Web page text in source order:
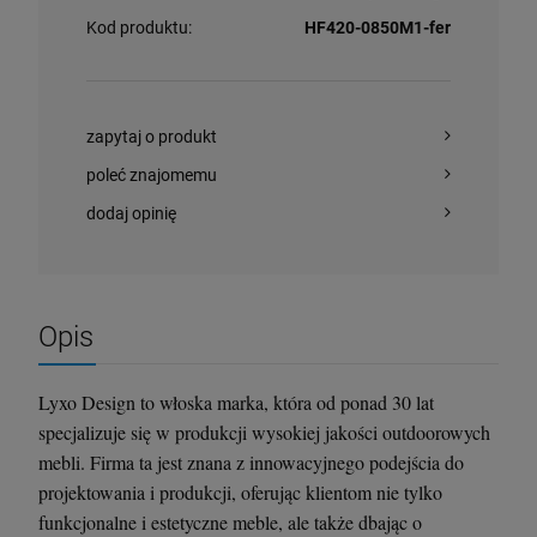
379,00 zł
397,00 zł
Kod produktu:
HF420-0850M1-fer
zapytaj o produkt
poleć znajomemu
dodaj opinię
Opis
Lyxo Design to włoska marka, która od ponad 30 lat
specjalizuje się w produkcji wysokiej jakości outdoorowych
mebli. Firma ta jest znana z innowacyjnego podejścia do
projektowania i produkcji, oferując klientom nie tylko
funkcjonalne i estetyczne meble, ale także dbając o